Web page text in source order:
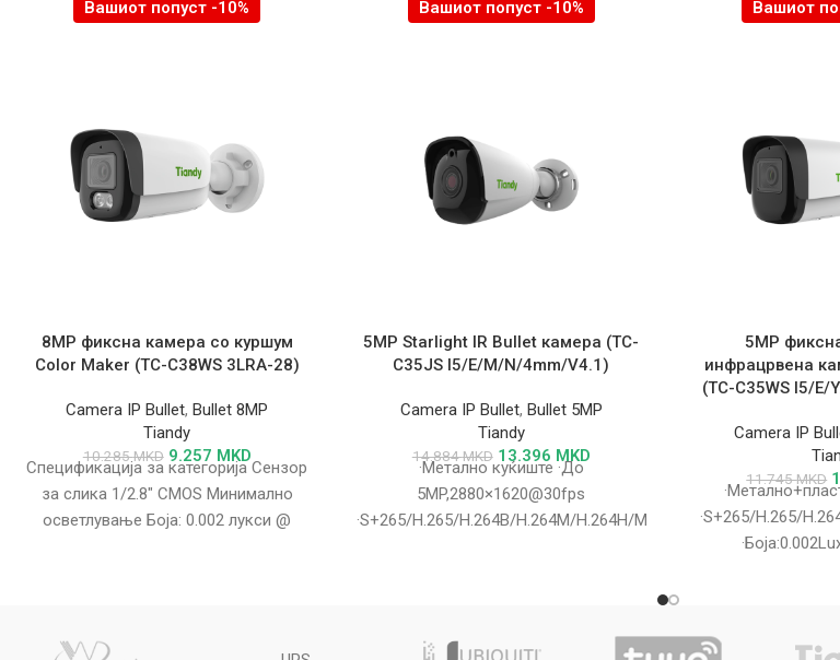
Вашиот попуст -10%
8MP фиксна камера со куршум
Color Maker (TC-C38WS 3LRA-28)
Camera IP Bullet,Bullet 8MP
Tiandy
10.285MKD 9.257 MKD
Спецификација за категорија Сензор
за слика 1/2.8" CMOS Минимално
осветлување Боја: 0.002 лукси @
Вашиот попуст -10%
5MP Starlight IR Bullet камера (TC-
C35JS I5/E/M/N/4mm/V4.1)
Camera IP Bullet, Bullet 5MP
Tiandy
14.884MKD 13.396 MKD
·Метално куќиште ·До
5MP,2880×1620@30fps
·S+265/H.265/H.264B/H.264M/H.264H/Motion
картичка,до 512GB ·Поддршка
Вашиот
5MP
инфрацрвена
(TC-C35WS I5/
Camera IP
11.745MKD
·S+265/H.265/
microSD/